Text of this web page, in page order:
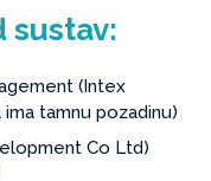
sustav:
(Intex
tamnu pozadinu)
Co Ltd)